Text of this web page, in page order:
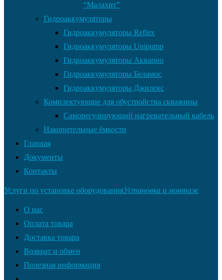
“Малахит”
Гидроаккумуляторы
Гидроаккумуляторы Reflex
Гидроаккумуляторы Unipump
Гидроаккумуляторы Акварио
Гидроаккумуляторы Беламос
Гидроаккумуляторы Джилекс
Комплектующие для обустройства скважины
Саморегулирующий нагревательный кабель
Накопительные ёмкости
Главная
Документы
Контакты
Услуги по установке оборудованияУстановка и монтаж
О нас
Оплата товара
Доставка товара
Возврат и обмен
Полезная информация